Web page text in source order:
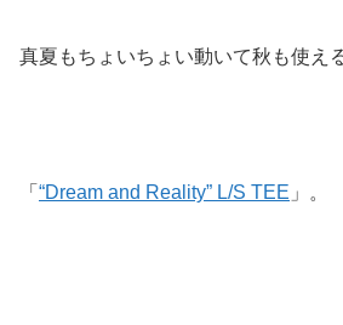
真夏もちょいちょい動いて秋も使え
「 “Dream and Reality” L/S TEE 」。